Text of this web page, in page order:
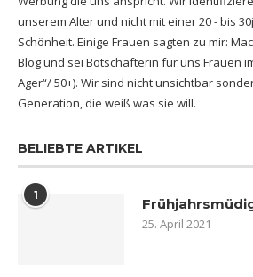
unserem Alter und nicht mit einer 20 - bis
Schönheit. Einige Frauen sagten zu mir:
Blog und sei Botschafterin für uns Frauen
Ager“/ 50+). Wir sind nicht unsichtbar
Generation, die weiß was sie will.
BELIEBTE ARTIKEL
1
25. April 2021